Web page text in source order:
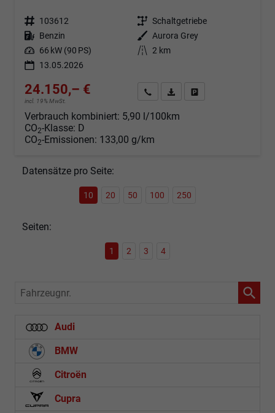
Fahrzeugnr. 103612 Getriebe Schaltgetriebe
Kraftstoff Benzin Außenfarbe Aurora Grey
Leistung 66 kW (90 PS) Kilometerstand 2 km
13.05.2026
24.150,– €
incl. 19% MwSt.
Angebot anfordern
Fahrzeugexpose (PDF)
Verbrauch kombiniert: 5,90 l/100km
CO2-Klasse: D
CO2-Emissionen: 133,00 g/km
Datensätze pro Seite:
10 20 50 100 250
Seiten:
1 2 3 4
Fahrzeugnr.
Audi
BMW
Citroën
Cupra